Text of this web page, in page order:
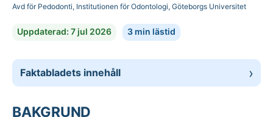
Avd för Pedodonti, Institutionen för Odontologi, Göteborgs Universitet
Uppdaterad: 7 jul 2026 3 min lästid
Faktabladets innehåll
BAKGRUND